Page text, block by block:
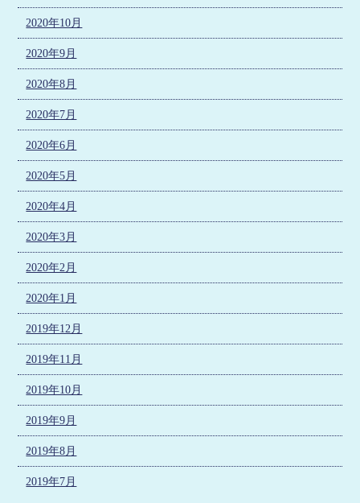
2020年10月
2020年9月
2020年8月
2020年7月
2020年6月
2020年5月
2020年4月
2020年3月
2020年2月
2020年1月
2019年12月
2019年11月
2019年10月
2019年9月
2019年8月
2019年7月